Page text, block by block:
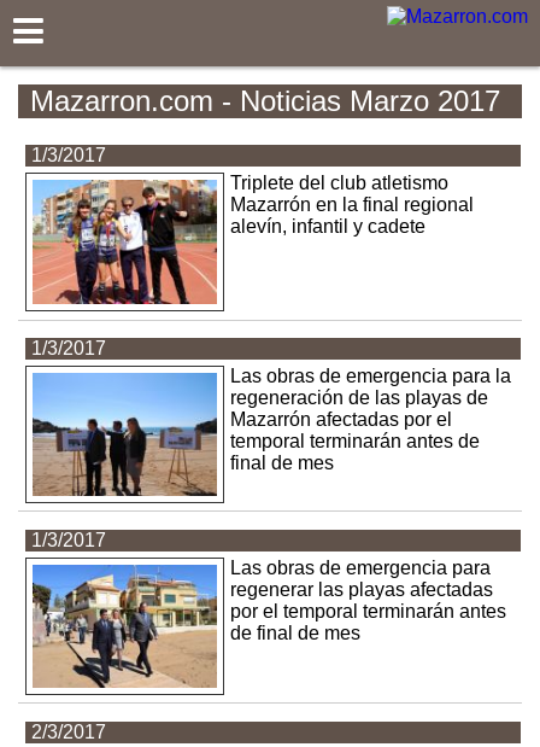
Mazarron.com - Noticias Marzo 2017
1/3/2017
Triplete del club atletismo
Mazarrón en la final regional
alevín, infantil y cadete
1/3/2017
Las obras de emergencia para la
regeneración de las playas de
Mazarrón afectadas por el
temporal terminarán antes de
final de mes
1/3/2017
Las obras de emergencia para
regenerar las playas afectadas
por el temporal terminarán antes
de final de mes
2/3/2017